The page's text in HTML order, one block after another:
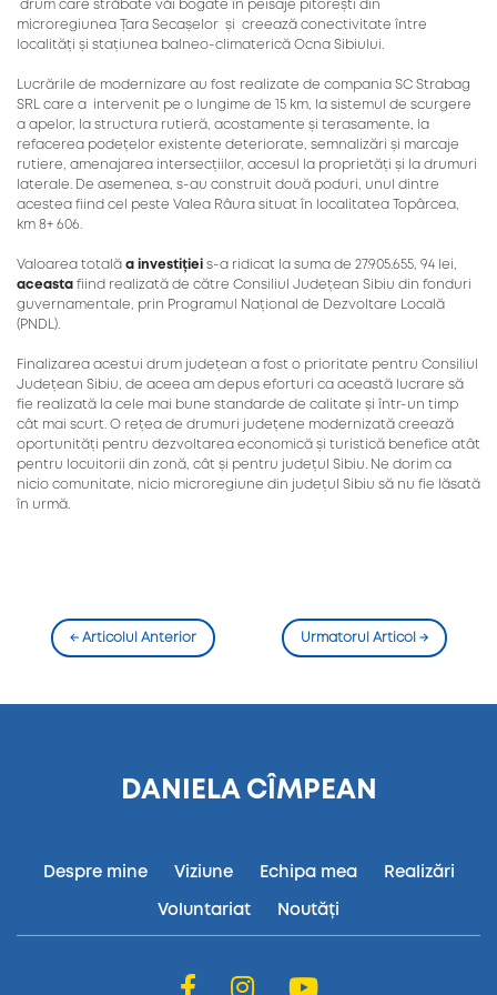
drum care străbate văi bogate în peisaje pitorești din
microregiunea Țara Secașelor și creează conectivitate între
localități și stațiunea balneo-climaterică Ocna Sibiului.
Lucrările de modernizare au fost realizate de compania SC Strabag
SRL care a intervenit pe o lungime de 15 km, la sistemul de scurgere
a apelor, la structura rutieră, acostamente și terasamente, la
refacerea podețelor existente deteriorate, semnalizări și marcaje
rutiere, amenajarea intersecțiilor, accesul la proprietăți și la drumuri
laterale. De asemenea, s-au construit două poduri, unul dintre
acestea fiind cel peste Valea Râura situat în localitatea Topârcea,
km 8+ 606.
Valoarea totală a investiției
s-a ridicat la suma de 27.905.655, 94 lei,
aceasta fiind realizată de către Consiliul Județean Sibiu din fonduri
guvernamentale, prin Programul Național de Dezvoltare Locală
(PNDL).
Finalizarea acestui drum județean a fost o prioritate pentru Consiliul
Județean Sibiu, de aceea am depus eforturi ca această lucrare să
fie realizată la cele mai bune standarde de calitate și într-un timp
cât mai scurt. O rețea de drumuri județene modernizată creează
oportunități pentru dezvoltarea economică și turistică benefice atât
pentru locuitorii din zonă, cât și pentru județul Sibiu. Ne dorim ca
nicio comunitate, nicio microregiune din județul Sibiu să nu fie lăsată
în urmă.
←Articolul Anterior Urmatorul Articol →
DANIELA CÎMPEAN
Despre mine Viziune Echipa mea Realizări
Voluntariat Noutăți